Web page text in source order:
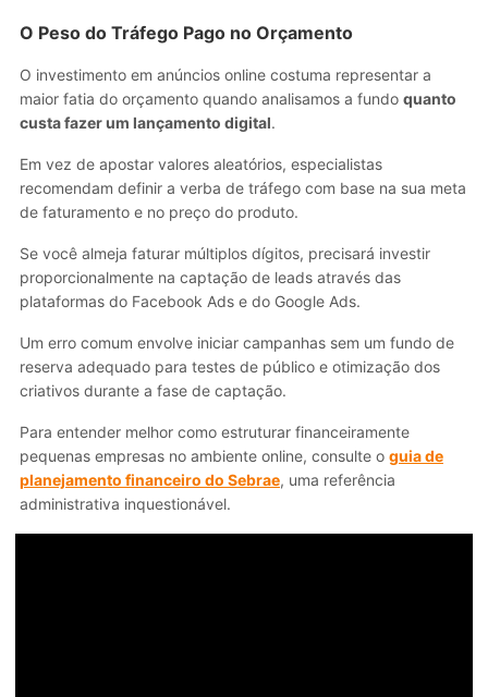
O Peso do Tráfego Pago no Orçamento
O investimento em anúncios online costuma representar a
maior fatia do orçamento quando analisamos a fundo quanto
custa fazer um lançamento digital.
Em vez de apostar valores aleatórios, especialistas
recomendam definir a verba de tráfego com base na sua meta
de faturamento e no preço do produto.
Se você almeja faturar múltiplos dígitos, precisará investir
proporcionalmente na captação de leads através das
plataformas do Facebook Ads e do Google Ads.
Um erro comum envolve iniciar campanhas sem um fundo de
reserva adequado para testes de público e otimização dos
criativos durante a fase de captação.
Para entender melhor como estruturar financeiramente
pequenas empresas no ambiente online, consulte o guia de
planejamento financeiro do Sebrae, uma referência
administrativa inquestionável.